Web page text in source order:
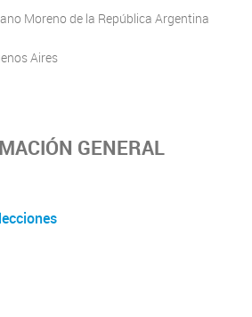
Moreno de la República Argentina
Aires
GENERAL